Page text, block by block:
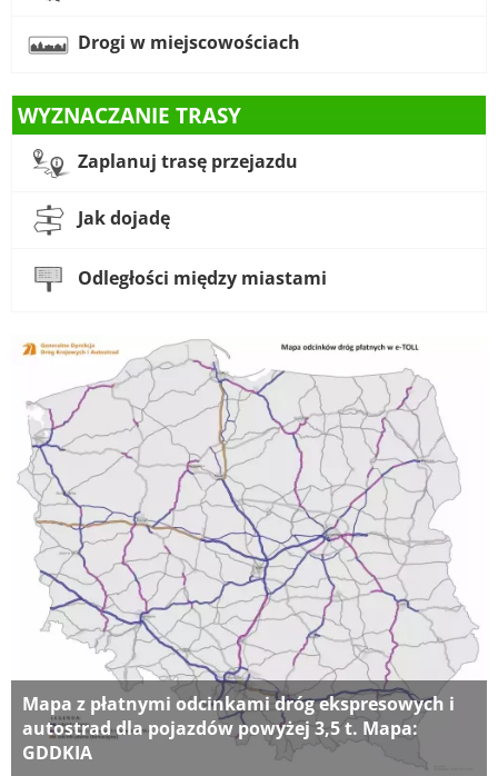
Drogi w miejscowościach
WYZNACZANIE TRASY
Zaplanuj trasę przejazdu
Jak dojadę
Odległości między miastami
Mapa z płatnymi odcinkami dróg ekspresowych i
autostrad dla pojazdów powyżej 3,5 t. Mapa:
GDDKIA